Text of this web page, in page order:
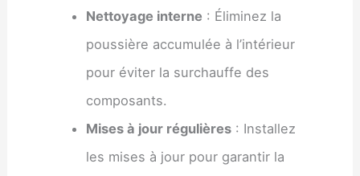
Nettoyage interne : Éliminez la
poussière accumulée à l’intérieur
pour éviter la surchauffe des
composants.
Mises à jour régulières : Installez
les mises à jour pour garantir la